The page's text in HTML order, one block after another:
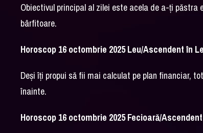
Obiectivul principal al zilei este acela de a-ți păstra
bârfitoare.
Horoscop 16 octombrie 2025 Leu/Ascendent în
Deși îți propui să fii mai calculat pe plan financiar,
înainte.
Horoscop 16 octombrie 2025 Fecioară/